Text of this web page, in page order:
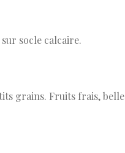
socle calcaire.
grains. Fruits frais, belle